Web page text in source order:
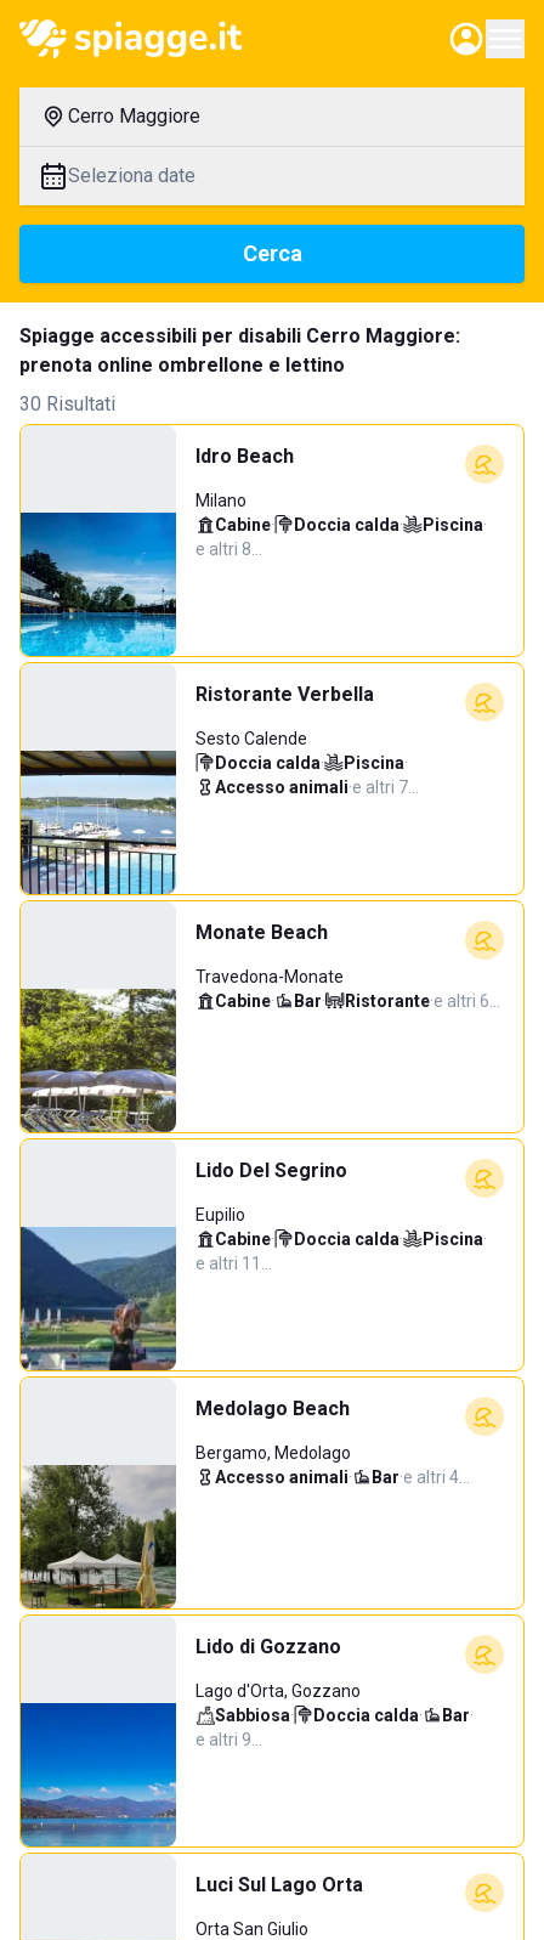
Cerro Maggiore
Seleziona date
Cerca
Spiagge accessibili per disabili Cerro Maggiore:
prenota online ombrellone e lettino
30 Risultati
Idro Beach
Milano
Cabine· Doccia calda· Piscina·
e altri 8…
Ristorante Verbella
Sesto Calende
Doccia calda· Piscina·
Accesso animali·e altri 7…
Monate Beach
Travedona-Monate
Cabine· Bar· Ristorante·e altri 6…
Lido Del Segrino
Eupilio
Cabine· Doccia calda· Piscina·
e altri 11…
Medolago Beach
Bergamo, Medolago
Accesso animali· Bar·e altri 4…
Lido di Gozzano
Lago d'Orta, Gozzano
Sabbiosa· Doccia calda· Bar·
e altri 9…
Luci Sul Lago Orta
Orta San Giulio